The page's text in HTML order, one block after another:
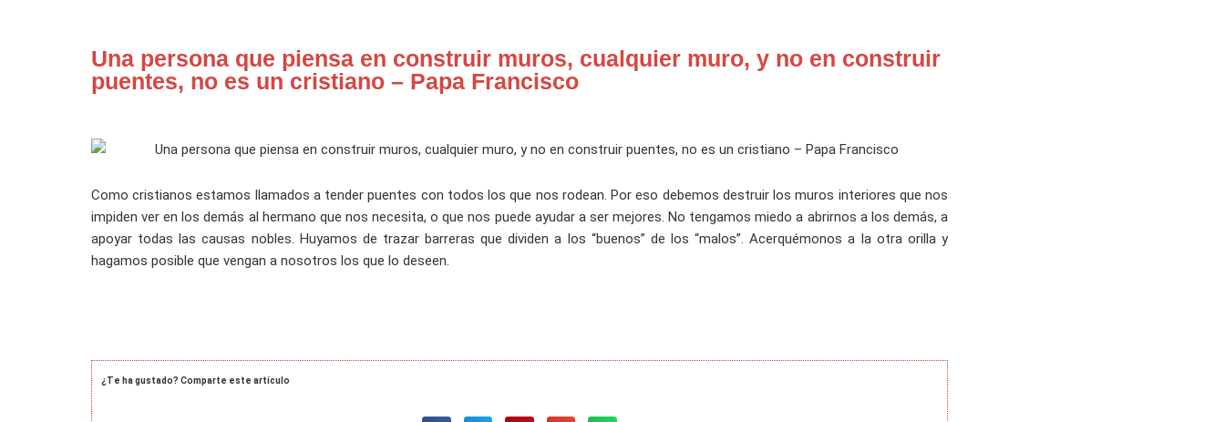
Una persona que piensa en construir muros, cualquier muro, y no en construir
puentes, no es un cristiano – Papa Francisco
Como cristianos estamos llamados a tender puentes con todos los que nos rodean. Por eso debemos destruir los muros interiores que nos
impiden ver en los demás al hermano que nos necesita, o que nos puede ayudar a ser mejores. No tengamos miedo a abrirnos a los demás, a
apoyar todas las causas nobles. Huyamos de trazar barreras que dividen a los “buenos” de los “malos”. Acerquémonos a la otra orilla y
hagamos posible que vengan a nosotros los que lo deseen.
¿Te ha gustado? Comparte este artículo